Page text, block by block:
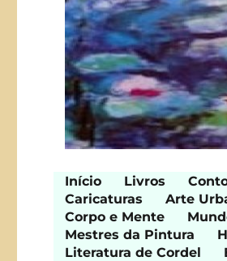
Início Livros
Caricaturas
Arte
Corpo e Mente
Mestres da Pintura
Literatura de Cordel